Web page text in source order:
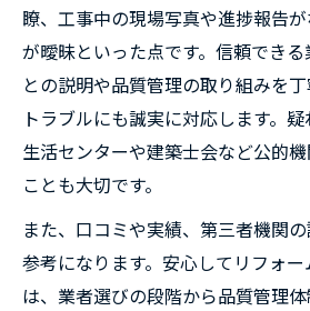
瞭、工事中の現場写真や進捗報告
が曖昧といった点です。信頼でき
との説明や品質管理の取り組みを
トラブルにも誠実に対応します。
生活センターや建築士会など公的
ことも大切です。
また、口コミや実績、第三者機関
参考になります。安心してリフォ
は、業者選びの段階から品質管理